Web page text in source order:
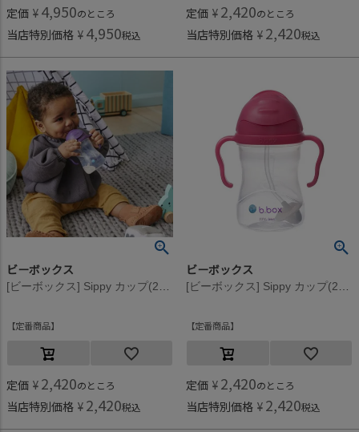
定価 ¥ 4,950のところ
当店特別価格 ¥ 4,950税込
定価 ¥ 2,420のところ
当店特別価格 ¥ 2,420税込
ビーボックス
[ビーボックス] Sippy カップ(240ml) グレープ
定番商品
定価 ¥ 2,420のところ
当店特別価格 ¥ 2,420税込
ビーボックス
[ビーボックス] Sippy カップ(240ml) ラズベリー
定番商品
定価 ¥ 2,420のところ
当店特別価格 ¥ 2,420税込